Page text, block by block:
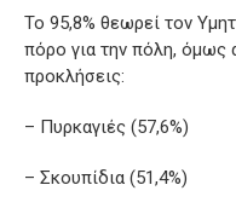
Το 95,8% θεωρεί τον
πόρο για την πόλη, όμως
προκλήσεις:
– Πυρκαγιές (57,6%)
– Σκουπίδια (51,4%)